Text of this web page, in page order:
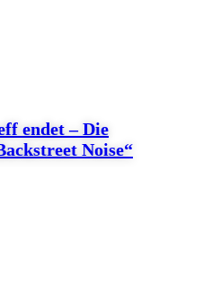
endet – Die
Noise“